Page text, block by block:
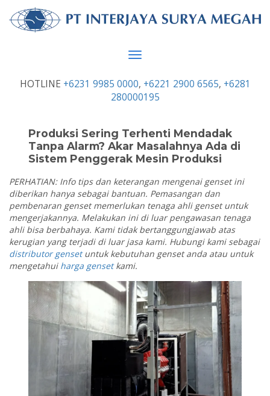
Toggle
HOTLINE +6231 9985 0000, +6221 2900 6565, +6281
280000195
Produksi Sering Terhenti Mendadak
Tanpa Alarm? Akar Masalahnya Ada di
Sistem Penggerak Mesin Produksi
PERHATIAN: Info tips dan keterangan mengenai genset ini
diberikan hanya sebagai bantuan. Pemasangan dan
pembenaran genset memerlukan tenaga ahli genset untuk
mengerjakannya. Melakukan ini di luar pengawasan tenaga
ahli bisa berbahaya. Kami tidak bertanggungjawab atas
kerugian yang terjadi di luar jasa kami. Hubungi kami sebagai
distributor gensetuntuk kebutuhan genset anda atau untuk
mengetahui harga gensetkami.